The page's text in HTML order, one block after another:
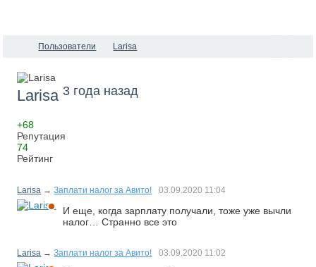
Пользователи Larisa
Larisa 3 года назад
+68
Репутация
74
Рейтинг
Larisa →Заплати налог за Авито! 03.09.2020 11:04
И еще, когда зарплату получали, тоже уже вычли
налог… Странно все это
Larisa →Заплати налог за Авито! 03.09.2020 11:02